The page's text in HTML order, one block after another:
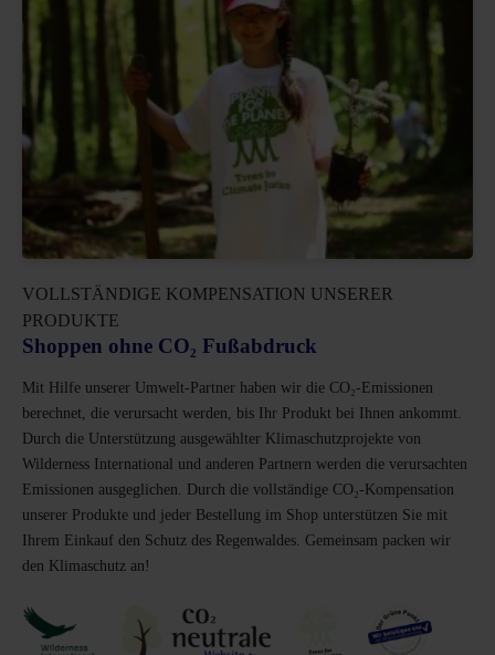
VOLLSTÄNDIGE KOMPENSATION UNSERER
PRODUKTE
Shoppen ohne CO₂ Fußabdruck
Mit Hilfe unserer Umwelt-Partner haben wir die CO₂-Emissionen
berechnet, die verursacht werden, bis Ihr Produkt bei Ihnen ankommt.
Durch die Unterstützung ausgewählter Klimaschutzprojekte von
Wilderness International und anderen Partnern werden die verursachten
Emissionen ausgeglichen. Durch die vollständige CO₂-Kompensation
unserer Produkte und jeder Bestellung im Shop unterstützen Sie mit
Ihrem Einkauf den Schutz des Regenwaldes. Gemeinsam packen wir
den Klimaschutz an!